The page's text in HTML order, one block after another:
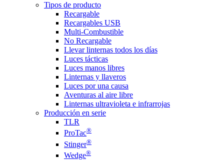
Tipos de producto
Recargable
Recargables USB
Multi-Combustible
No Recargable
Llevar linternas todos los días
Luces tácticas
Luces manos libres
Linternas y llaveros
Luces por una causa
Aventuras al aire libre
Linternas ultravioleta e infrarrojas
Producción en serie
TLR
ProTac®
Stinger®
Wedge®